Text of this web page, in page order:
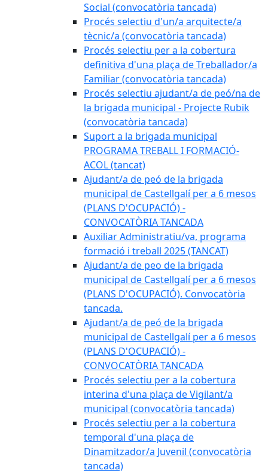
Social (convocatòria tancada)
Procés selectiu d'un/a arquitecte/a
tècnic/a (convocatòria tancada)
Procés selectiu per a la cobertura
definitiva d'una plaça de Treballador/a
Familiar (convocatòria tancada)
Procés selectiu ajudant/a de peó/na de
la brigada municipal - Projecte Rubik
(convocatòria tancada)
Suport a la brigada municipal
PROGRAMA TREBALL I FORMACIÓ-
ACOL (tancat)
Ajudant/a de peó de la brigada
municipal de Castellgalí per a 6 mesos
(PLANS D'OCUPACIÓ) -
CONVOCATÒRIA TANCADA
Auxiliar Administratiu/va, programa
formació i treball 2025 (TANCAT)
Ajudant/a de peo de la brigada
municipal de Castellgalí per a 6 mesos
(PLANS D'OCUPACIÓ). Convocatòria
tancada.
Ajudant/a de peó de la brigada
municipal de Castellgalí per a 6 mesos
(PLANS D'OCUPACIÓ) -
CONVOCATÒRIA TANCADA
Procés selectiu per a la cobertura
interina d'una plaça de Vigilant/a
municipal (convocatòria tancada)
Procés selectiu per a la cobertura
temporal d'una plaça de
Dinamitzador/a Juvenil (convocatòria
tancada)